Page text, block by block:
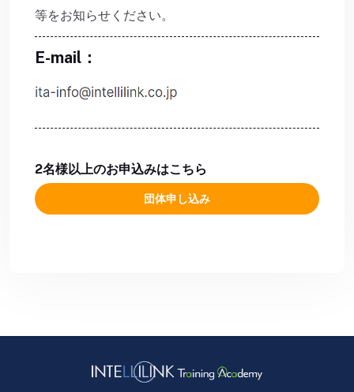
等をお知らせください。
E-mail：
2名様以上のお申込みはこちら
団体申し込み